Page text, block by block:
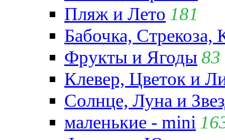
Пляж и Лето 181
Бабочка,
Фрукты и Ягоды 83
Клевер, Цветок и
Солнце, Луна и
маленькие - mini